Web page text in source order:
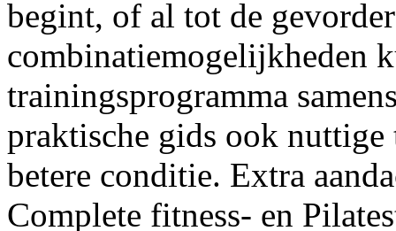
begint, of al tot de
combinatiemogelijkheden
trainingsprogramma
praktische gids ook nuttige
betere conditie. Extra
Complete fitness- en